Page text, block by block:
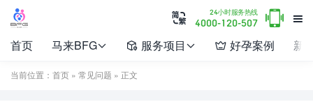

24小时服务热线
4000-120-507 

首页 马来BFG  服务项目   好孕案例 新
当前位置： 首页 » 常见问题 » 正文